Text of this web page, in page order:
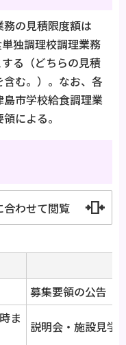
の見積限度額は
独調理校調理業務
る（どちらの見積
む。）。なお、各
市学校給食調理業
による。
わせて閲覧
募集要領の公告
ま
説明会・施設見学